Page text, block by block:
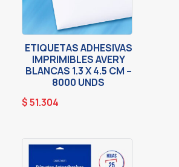
ETIQUETAS ADHESIVAS
IMPRIMIBLES AVERY
BLANCAS 1.3 X 4.5 CM –
8000 UNDS
$51.304